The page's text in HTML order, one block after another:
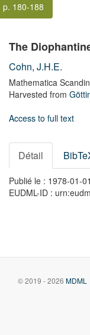
p. 180-188
The
Cohn, J.H.E.
Mathematica
Harvested from
Access to full text
Détail
Publié le : 1978-01-01
EUDML-ID :
© 2019 - 2026 MDML